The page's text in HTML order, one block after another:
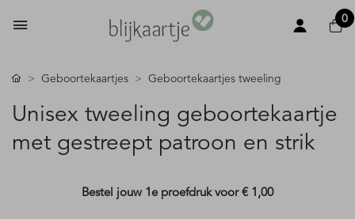
0
Geboortekaartjes Geboortekaartjes tweeling
Unisex tweeling geboortekaartje
met gestreept patroon en strik
Bestel jouw 1e proefdruk voor€ 1,00